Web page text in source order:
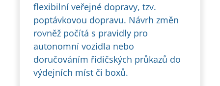
flexibilní veřejné dopravy, tzv.
poptávkovou dopravu. Návrh změn
rovněž počítá s pravidly pro
autonomní vozidla nebo
doručováním řidičských průkazů do
výdejních míst či boxů.